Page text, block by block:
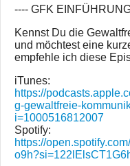
---- GFK
Kennst Du die
und möchtest eine
empfehle ich diese
iTunes:
https://
g-gewaltfreie-
i=1000516812007
Spotify:
https://